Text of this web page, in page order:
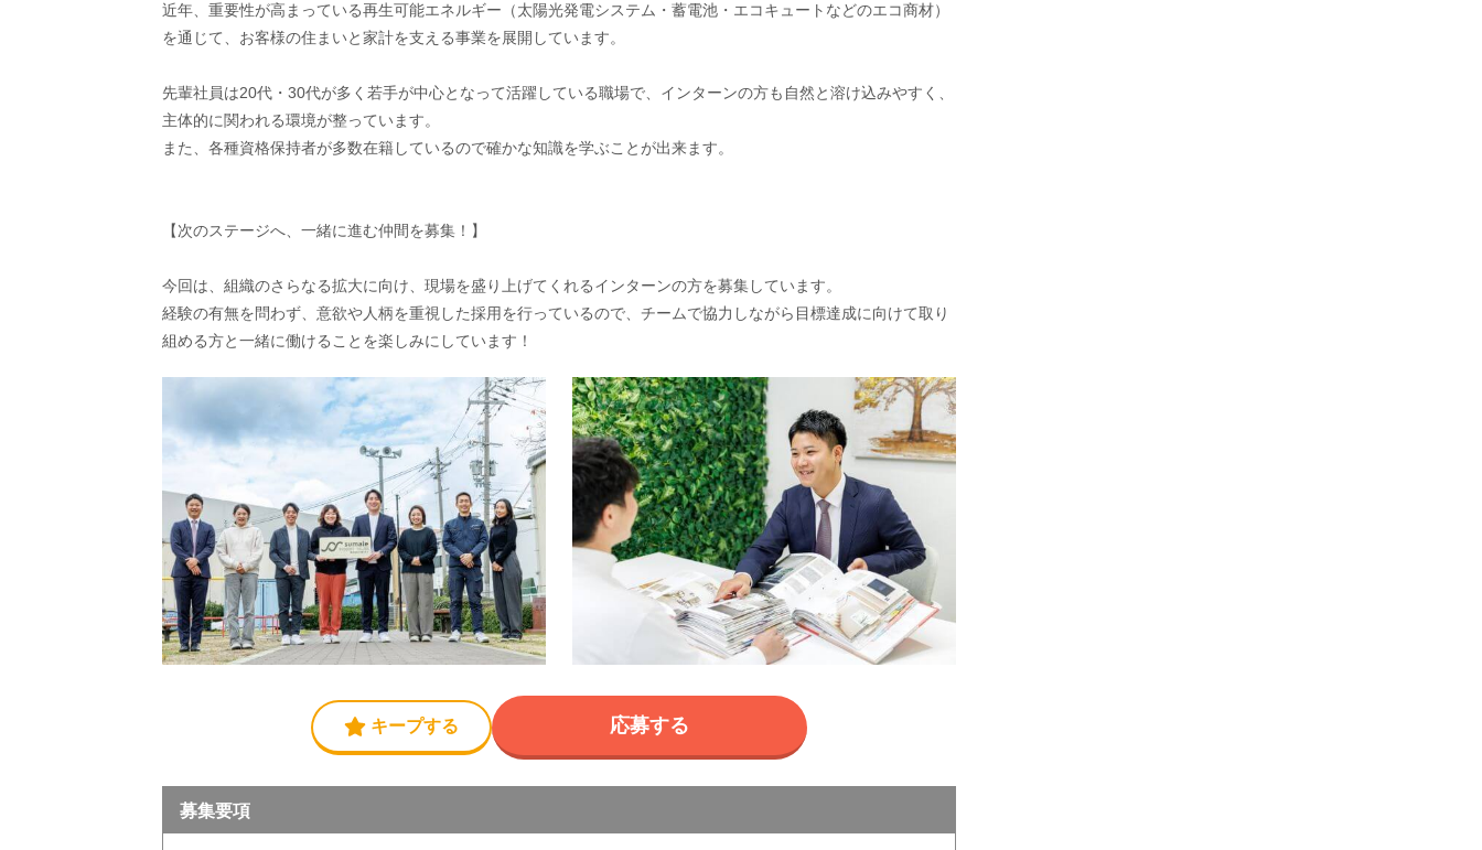
近年、重要性が高まっている再生可能エネルギー（太陽光発電システム・蓄電池・エコキュートなどのエコ商材）
を通じて、お客様の住まいと家計を支える事業を展開しています。
先輩社員は20代・30代が多く若手が中心となって活躍している職場で、インターンの方も自然と溶け込みやすく、
主体的に関われる環境が整っています。
また、各種資格保持者が多数在籍しているので確かな知識を学ぶことが出来ます。
【次のステージへ、一緒に進む仲間を募集！】
今回は、組織のさらなる拡大に向け、現場を盛り上げてくれるインターンの方を募集しています。
経験の有無を問わず、意欲や人柄を重視した採用を行っているので、チームで協力しながら目標達成に向けて取り
組める方と一緒に働けることを楽しみにしています！
キープする 応募する
募集要項